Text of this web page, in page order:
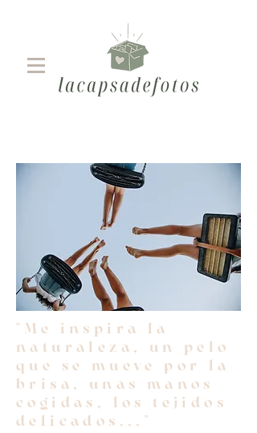
"Me inspira la
naturaleza, un pelo
que se mueve por la
brisa, unas manos
cogidas, los tejidos
delicados..."